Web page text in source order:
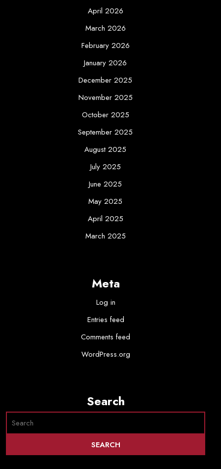
April 2026
March 2026
February 2026
January 2026
December 2025
November 2025
October 2025
September 2025
August 2025
July 2025
June 2025
May 2025
April 2025
March 2025
Meta
Log in
Entries feed
Comments feed
WordPress.org
Search